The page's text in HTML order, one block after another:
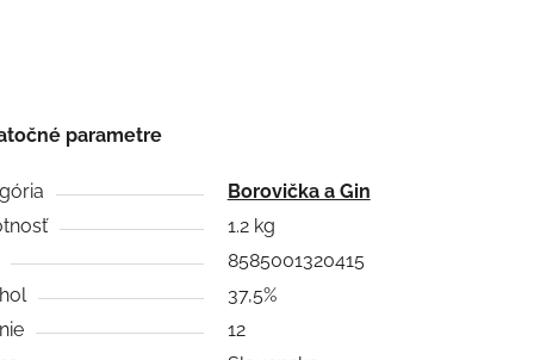
parametre
Borovička a Gin
1.2 kg
8585001320415
37,5%
12